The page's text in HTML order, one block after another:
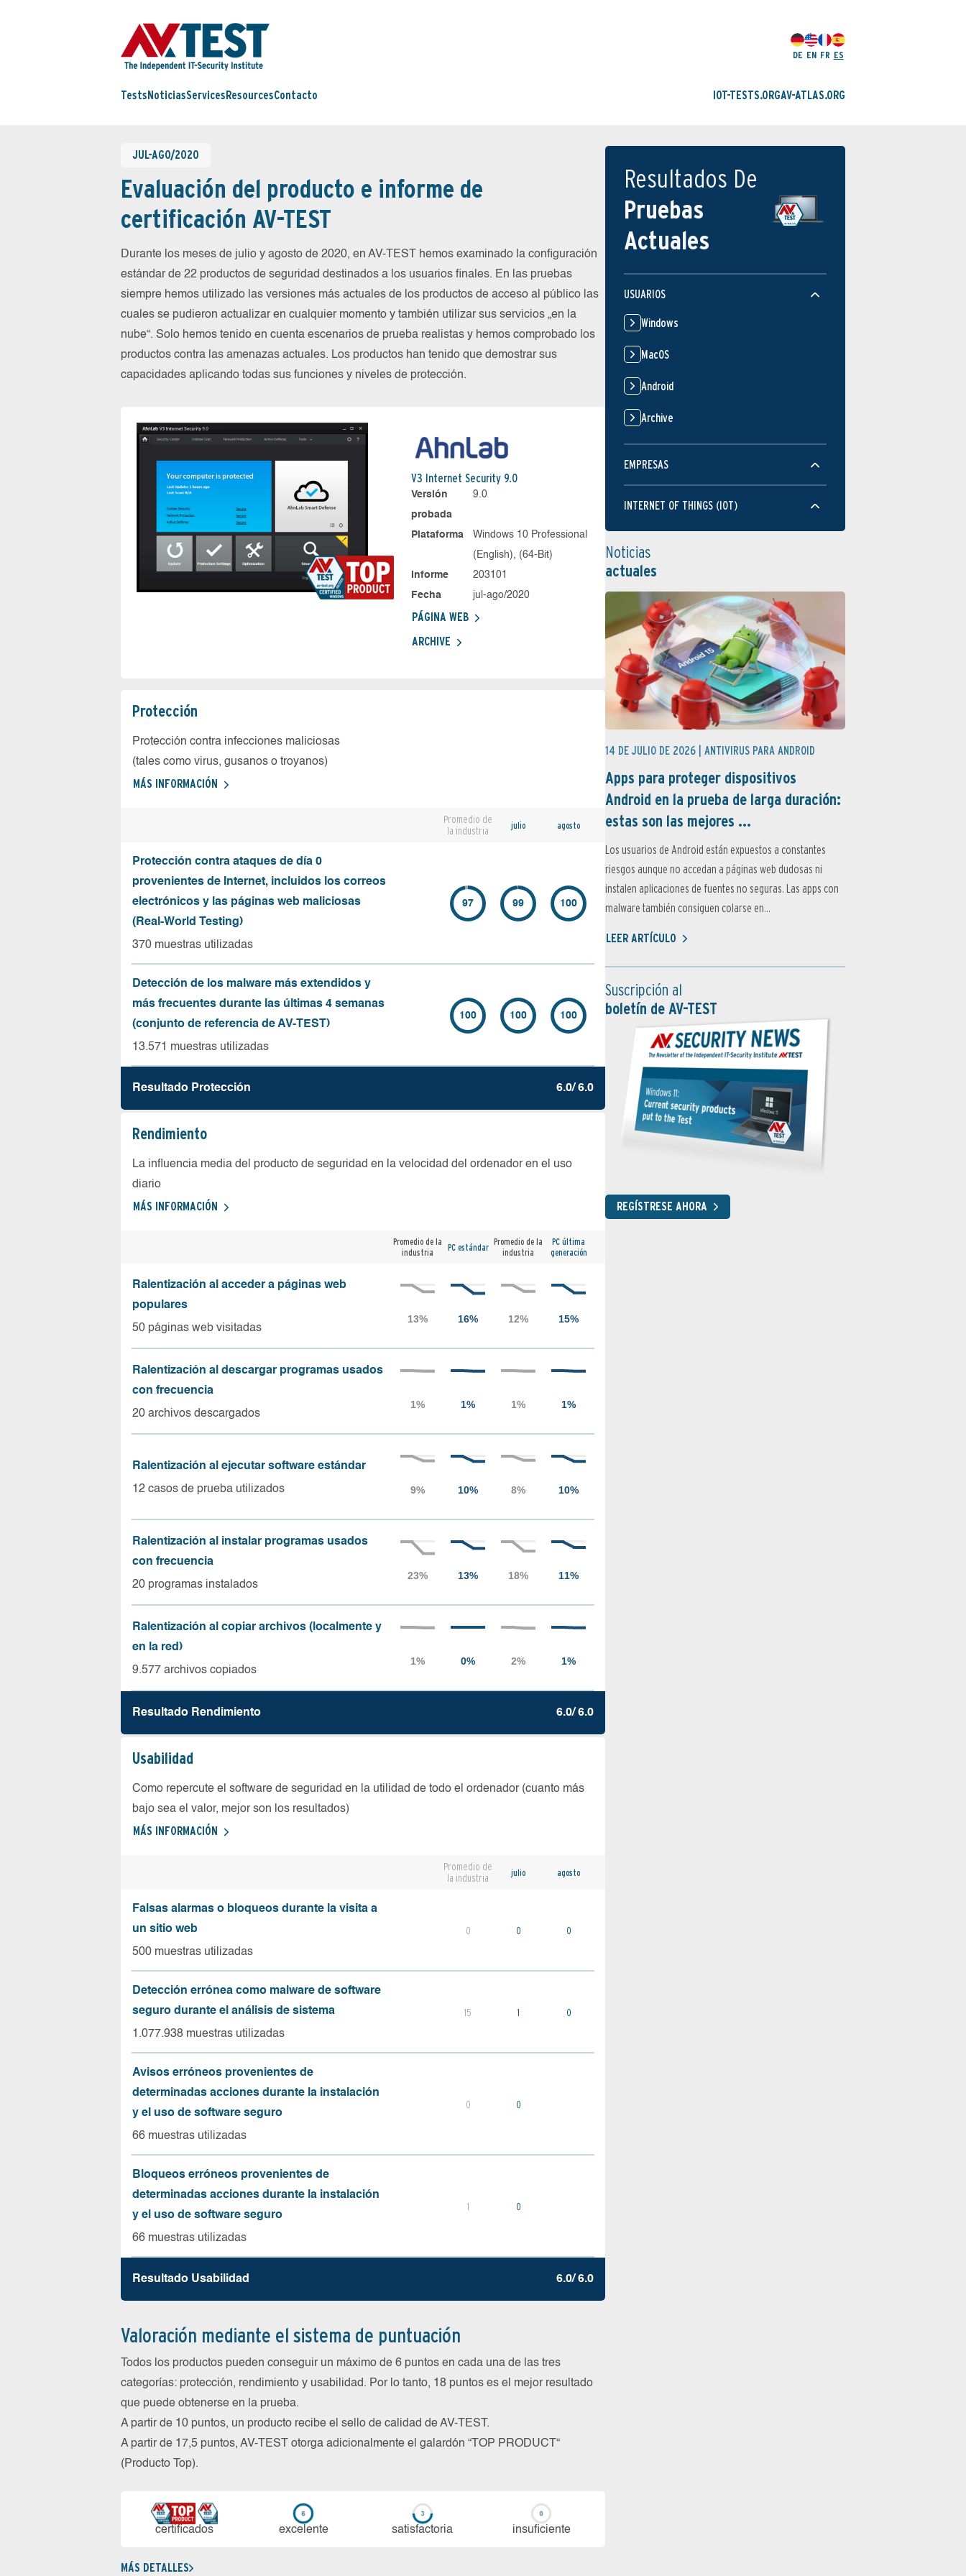
DE EN FR ES
Tests NoticiasServices ResourcesContacto IOT-TESTS.ORGAV-ATLAS.ORG
JUL-AGO/2020
Evaluación del producto e informe de
certificación AV-TEST
Durante los meses de julio y agosto de 2020, en AV-TEST hemos examinado la configuración
estándar de 22 productos de seguridad destinados a los usuarios finales. En las pruebas
siempre hemos utilizado las versiones más actuales de los productos de acceso al público las
cuales se pudieron actualizar en cualquier momento y también utilizar sus servicios „en la
nube“. Solo hemos tenido en cuenta escenarios de prueba realistas y hemos comprobado los
productos contra las amenazas actuales. Los productos han tenido que demostrar sus
capacidades aplicando todas sus funciones y niveles de protección.
V3 Internet Security 9.0
Versión
probada
9.0
Plataforma
Windows 10 Professional
(English), (64-Bit)
Informe
203101
Fecha
jul-ago/2020
PÁGINA WEB
ARCHIVE
Protección
Protección contra infecciones maliciosas
(tales como virus, gusanos o troyanos)
MÁS INFORMACIÓN
Promedio de
la industria
julio agosto
Protección contra ataques de día 0
provenientes de Internet, incluidos los correos
electrónicos y las páginas web maliciosas
(Real-World Testing)
370 muestras utilizadas
97 99 100
Detección de los malware más extendidos y
más frecuentes durante las últimas 4 semanas
(conjunto de referencia de AV-TEST)
13.571 muestras utilizadas
100 100 100
Resultado Protección 6.0/ 6.0
Rendimiento
La influencia media del producto de seguridad en la velocidad del ordenador en el uso
diario
MÁS INFORMACIÓN
Promedio de la
industria
PC estándar Promedio de la
industria
PC última
generación
Ralentización al acceder a páginas web
populares
50 páginas web visitadas
Ralentización al descargar programas usados
con frecuencia
20 archivos descargados
Ralentización al ejecutar software estándar
12 casos de prueba utilizados
Ralentización al instalar programas usados
con frecuencia
20 programas instalados
Ralentización al copiar archivos (localmente y
en la red)
9.577 archivos copiados
Resultado Rendimiento 6.0/ 6.0
Usabilidad
Como repercute el software de seguridad en la utilidad de todo el ordenador (cuanto más
bajo sea el valor, mejor son los resultados)
MÁS INFORMACIÓN
Promedio de
la industria
julio agosto
Falsas alarmas o bloqueos durante la visita a
un sitio web
500 muestras utilizadas
0 0 0
Detección errónea como malware de software
seguro durante el análisis de sistema
1.077.938 muestras utilizadas
15 1 0
Avisos erróneos provenientes de
determinadas acciones durante la instalación
y el uso de software seguro
66 muestras utilizadas
0 0
Bloqueos erróneos provenientes de
determinadas acciones durante la instalación
y el uso de software seguro
66 muestras utilizadas
1 0
Resultado Usabilidad 6.0/ 6.0
Valoración mediante el sistema de puntuación
Todos los productos pueden conseguir un máximo de 6 puntos en cada una de las tres
categorías: protección, rendimiento y usabilidad. Por lo tanto, 18 puntos es el mejor resultado
que puede obtenerse en la prueba.
A partir de 10 puntos, un producto recibe el sello de calidad de AV-TEST.
A partir de 17,5 puntos, AV-TEST otorga adicionalmente el galardón “TOP PRODUCT“
(Producto Top).
certi­ficados ex­ce­len­te sa­tis­fac­to­ria in­su­fi­cien­te
MÁS DETALLES
Resultados De
Pruebas
Actuales
USUARIOS
Windows
MacOS
Android
Archive
EMPRESAS
INTERNET OF THINGS (IOT)
Noticias
actuales
14 DE JULIO DE 2026 | ANTIVIRUS PARA ANDROID
Apps para proteger dispositivos
Android en la prueba de larga duración:
estas son las mejores ...
Los usuarios de Android están expuestos a constantes
riesgos aunque no accedan a páginas web dudosas ni
instalen aplicaciones de fuentes no seguras. Las apps con
malware también consiguen colarse en...
LEER ARTÍCULO
Suscripción al
boletín de AV-TEST
REGÍSTRESE AHORA